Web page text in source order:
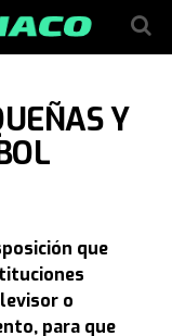
Y
que
o
para que